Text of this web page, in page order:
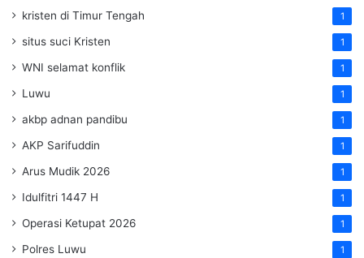
kristen di Timur Tengah 1
situs suci Kristen 1
WNI selamat konflik 1
Luwu 1
akbp adnan pandibu 1
AKP Sarifuddin 1
Arus Mudik 2026 1
Idulfitri 1447 H 1
Operasi Ketupat 2026 1
Polres Luwu 1